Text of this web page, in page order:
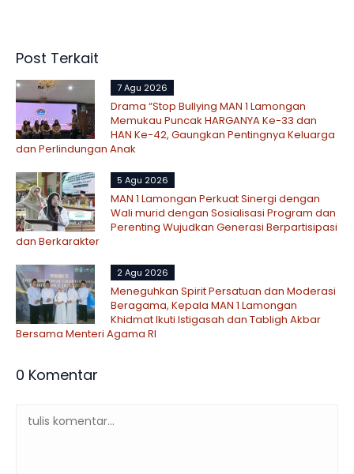
Post Terkait
7 Agu 2026
Drama “Stop Bullying MAN 1 Lamongan
Memukau Puncak HARGANYA Ke-33 dan
HAN Ke-42, Gaungkan Pentingnya Keluarga
dan Perlindungan Anak
5 Agu 2026
MAN 1 Lamongan Perkuat Sinergi dengan
Wali murid dengan Sosialisasi Program dan
Perenting Wujudkan Generasi Berpartisipasi
dan Berkarakter
2 Agu 2026
Meneguhkan Spirit Persatuan dan Moderasi
Beragama, Kepala MAN 1 Lamongan
Khidmat Ikuti Istigasah dan Tabligh Akbar
Bersama Menteri Agama RI
0 Komentar